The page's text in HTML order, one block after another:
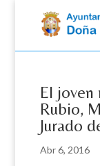
El
Rubio,
Jurado
Abr 6, 2016